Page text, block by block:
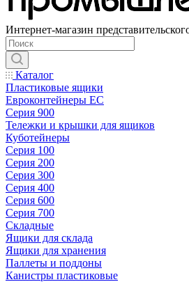
Интернет-магазин
Каталог
Пластиковые ящики
Евроконтейнеры ЕС
Серия 900
Тележки и крышки для ящиков
Куботейнеры
Серия 100
Серия 200
Серия 300
Серия 400
Серия 600
Серия 700
Складные
Ящики для склада
Ящики для хранения
Паллеты и поддоны
Канистры пластиковые